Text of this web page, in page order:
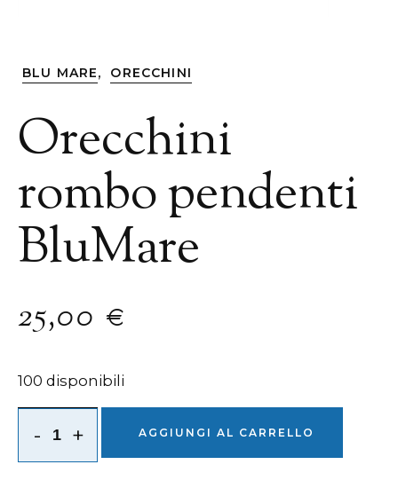
BLU MARE, ORECCHINI
Orecchini
rombo pendenti
BluMare
25,00 €
100 disponibili
- + AGGIUNGI AL CARRELLO